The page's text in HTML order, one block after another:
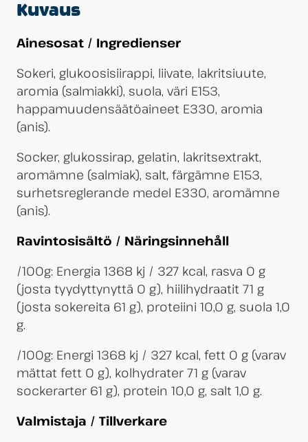
Kuvaus
Ainesosat / Ingredienser
Sokeri, glukoosisiirappi, liivate, lakritsiuute,
aromia (salmiakki), suola, väri E153,
happamuudensäätöaineet E330, aromia
(anis).
Socker, glukossirap, gelatin, lakritsextrakt,
aromämne (salmiak), salt, färgämne E153,
surhetsreglerande medel E330, aromämne
(anis).
Ravintosisältö / Näringsinnehåll
/100g: Energia 1368 kj / 327 kcal, rasva 0 g
(josta tyydyttynyttä 0 g), hiilihydraatit 71 g
(josta sokereita 61 g), proteiini 10,0 g, suola 1,0
g.
/100g: Energi 1368 kj / 327 kcal, fett 0 g (varav
mättat fett 0 g), kolhydrater 71 g (varav
sockerarter 61 g), protein 10,0 g, salt 1,0 g.
Valmistaja / Tillverkare